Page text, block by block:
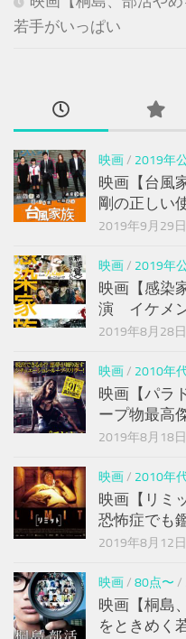
若手がいっぱい
映画/ 2019年
映画【台風
剛の正しい
2019年9月29日
映画/ 2019年
映画【感染
演 イケメ
2019年8月28日
映画/ 2010年
映画【パラ
ープ物最高
2019年8月18日
映画/ 2010年
映画【リミ
恐怖症でも
2019年8月12日
映画/ 80点〜 /
映画【桐島
をときめく